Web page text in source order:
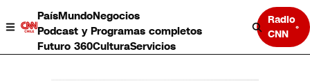
PaísMundoNegocios
Podcast y Programas completos
Futuro 360CulturaServicios
Radio
CNN